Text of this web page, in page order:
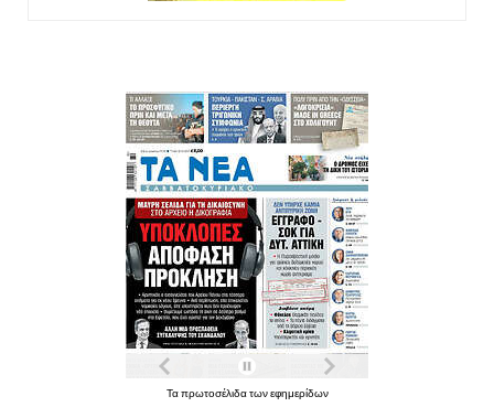
Τα πρωτοσέλιδα των εφημερίδων